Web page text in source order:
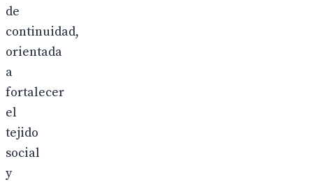
de
continuidad,
orientada
a
fortalecer
el
tejido
social
y